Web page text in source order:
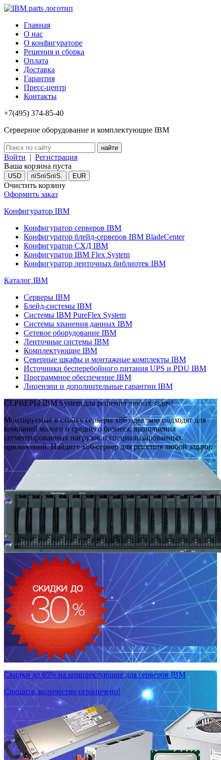
Главная
О нас
О конфигураторе
Решения и сборка
Оплата
Доставка
Гарантия
Пресс-центр
Контакты
+7(495) 374-85-40
Серверное оборудование и комплектующие IBM
Войти | Регистрация
Ваша корзина пуста
USD пїЅпїЅпїЅ. EUR
Очистить корзину
Оформить заказ
Конфигуратор IBM
Конфигуратор серверов IBM
Конфигуратор блейд-серверов IBM BladeCenter
Конфигуратор СХД IBM
Конфигуратор IBM Flex System
Конфигуратор ленточных библиотек IBM
Каталог IBM
Серверы IBM
Блейд-системы IBM
Системы IBM PureFlex System
Системы хранения данных IBM
Сетевое оборудование IBM
Ленточные системы IBM
Комплектующие IBM
Северные шкафы и монтажные комплекты IBM
Источники бесперебойного питания UPS и PDU IBM
Программное обеспечение IBM
Лицензии и дополнительные гарантии IBM
СЕРВЕРЫ IBM System для решения любых задач!
Монтируемые в стойку серверы x86 идеально подходят для
компаний малого и среднего бизнеса, выполнения
сегментированных нагрузок и специализированных
приложений. Найдите x86-сервер для решения любой задачи.
Скидки до 65% на комплектующие для серверов IBM
Спешите, количество ограничено!